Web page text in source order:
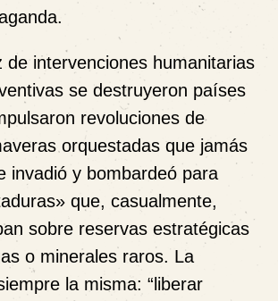
de intervenciones humanitarias
se destruyeron países
revoluciones de
orquestadas que jamás
invadió y bombardeó para
que, casualmente,
sobre reservas estratégicas
o minerales raros. La
la misma: “liberar